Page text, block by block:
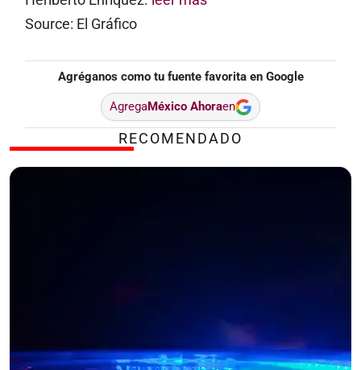
Source: El Gráfico
Agréganos como tu fuente favorita en Google
AgregaMéxico Ahoraen
RECOMENDADO